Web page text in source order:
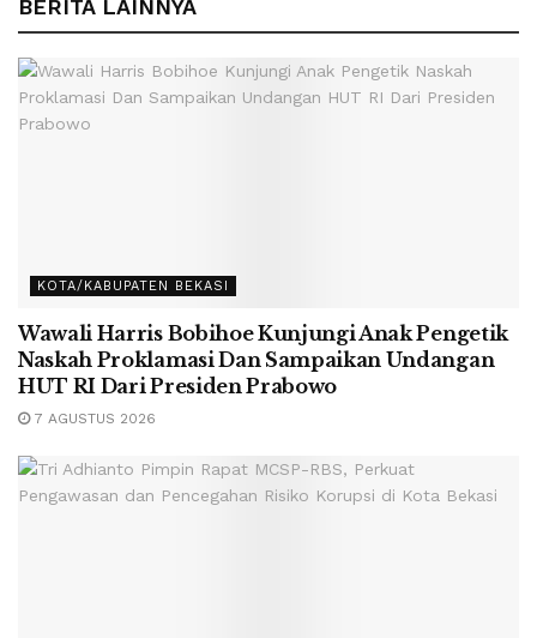
BERITA LAINNYA
KOTA/KABUPATEN BEKASI
Wawali Harris Bobihoe Kunjungi Anak Pengetik
Naskah Proklamasi Dan Sampaikan Undangan
HUT RI Dari Presiden Prabowo
7 AGUSTUS 2026